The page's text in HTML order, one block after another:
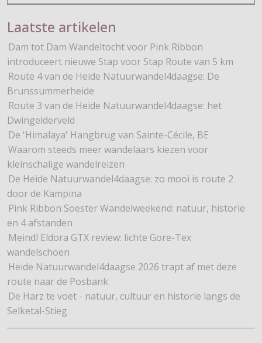
Laatste artikelen
Dam tot Dam Wandeltocht voor Pink Ribbon
introduceert nieuwe Stap voor Stap Route van 5 km
Route 4 van de Heide Natuurwandel4daagse: De
Brunssummerheide
Route 3 van de Heide Natuurwandel4daagse: het
Dwingelderveld
De 'Himalaya' Hangbrug van Sainte-Cécile, BE
Waarom steeds meer wandelaars kiezen voor
kleinschalige wandelreizen
De Heide Natuurwandel4daagse: zo mooi is route 2
door de Kampina
Pink Ribbon Soester Wandelweekend: natuur, historie
en 4 afstanden
Meindl Eldora GTX review: lichte Gore-Tex
wandelschoen
Heide Natuurwandel4daagse 2026 trapt af met deze
route naar de Posbank
De Harz te voet - natuur, cultuur en historie langs de
Selketal-Stieg